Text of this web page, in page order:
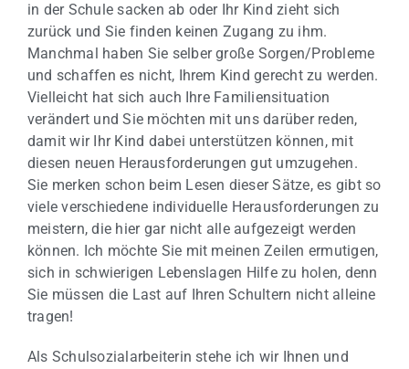
in der Schule sacken ab oder Ihr Kind zieht sich
zurück und Sie finden keinen Zugang zu ihm.
Manchmal haben Sie selber große Sorgen/Probleme
und schaffen es nicht, Ihrem Kind gerecht zu werden.
Vielleicht hat sich auch Ihre Familiensituation
verändert und Sie möchten mit uns darüber reden,
damit wir Ihr Kind dabei unterstützen können, mit
diesen neuen Herausforderungen gut umzugehen.
Sie merken schon beim Lesen dieser Sätze, es gibt so
viele verschiedene individuelle Herausforderungen zu
meistern, die hier gar nicht alle aufgezeigt werden
können. Ich möchte Sie mit meinen Zeilen ermutigen,
sich in schwierigen Lebenslagen Hilfe zu holen, denn
Sie müssen die Last auf Ihren Schultern nicht alleine
tragen!
Als Schulsozialarbeiterin stehe ich wir Ihnen und